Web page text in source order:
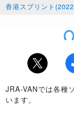
香港スプリント
Twitter
JRA-VANでは各種
います。